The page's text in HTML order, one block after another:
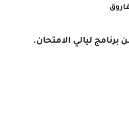
برنامج ليالي الامتحان.